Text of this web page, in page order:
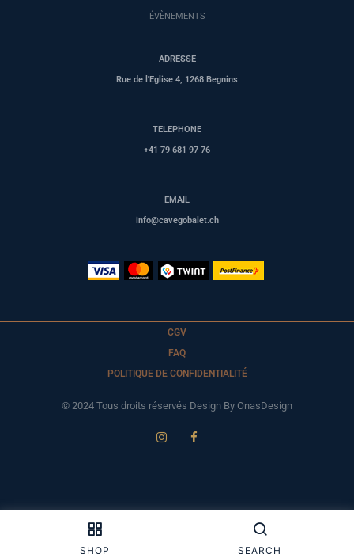
SHOP SEARCH
ÉVÈNEMENTS
ADRESSE
Rue de l'Eglise 4, 1268 Begnins
TELEPHONE
+41 79 681 97 76
EMAIL
info@cavegobalet.ch
CGV
FAQ
POLITIQUE DE CONFIDENTIALITÉ
© 2024 Tous droits réservés Design By OnasDesign